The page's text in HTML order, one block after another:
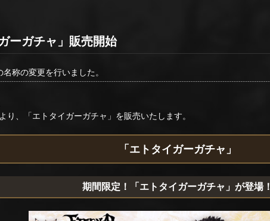
ーガチャ」販売開始
称の変更を行いました。
り、「エトタイガーガチャ」を販売いたします。
「エトタイガーガチャ」
期間限定！「エトタイガーガチャ」が登場！